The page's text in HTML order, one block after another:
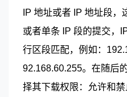
IP 地址或者 IP 地址段
或者单条 IP 段的提交，
行区段匹配，例如：
92.168.60.255。在随后
择其下载权限：允许和